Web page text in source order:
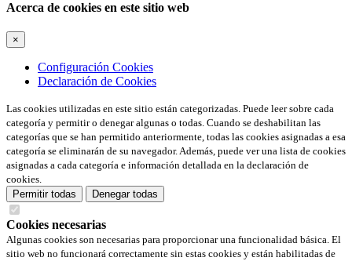
Acerca de cookies en este sitio web
×
Configuración Cookies
Declaración de Cookies
Las cookies utilizadas en este sitio están categorizadas. Puede leer sobre cada
categoría y permitir o denegar algunas o todas. Cuando se deshabilitan las
categorías que se han permitido anteriormente, todas las cookies asignadas a esa
categoría se eliminarán de su navegador. Además, puede ver una lista de cookies
asignadas a cada categoría e información detallada en la declaración de
cookies.
Permitir todas
Denegar todas
Cookies necesarias
Algunas cookies son necesarias para proporcionar una funcionalidad básica. El
sitio web no funcionará correctamente sin estas cookies y están habilitadas de